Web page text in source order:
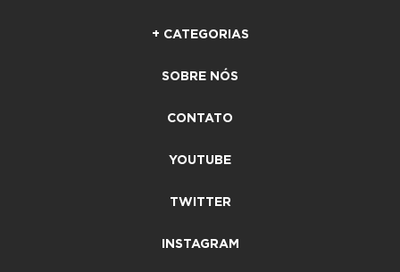
+ CATEGORIAS
SOBRE NÓS
CONTATO
YOUTUBE
TWITTER
INSTAGRAM